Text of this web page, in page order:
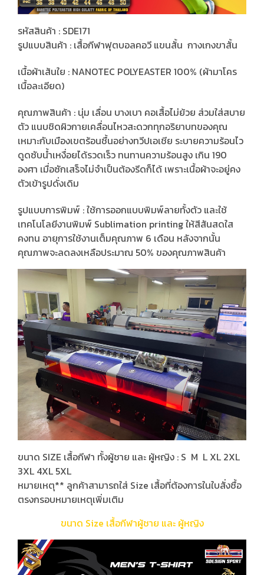
รหัสสินค้า : SDE171
รูปแบบสินค้า : เสื้อกีฬาฟุตบอลคอวี แขนสั้น กางเกงขาสั้น
เนื้อผ้าเส้นใย : NANOTEC POLYEASTER 100% (ผ้ามาโคร
เนื้อละเอียด)
คุณภาพสินค้า : นุ่ม เลื่อน บางเบา คอเสื้อไม่ย้วย ส่วมใส่สบาย
ตัว แนบชิดผิวกายเคลื่อนไหวสะดวกทุกอริยาบทของคุณ
เหมาะกับเมืองเขตร้อนชื้นอย่างทวีปเอเชีย ระบายความร้อนไว
ดูดซับน้ำเหงื่อยได้รวดเร็ว ทนทานความร้อนสูง เกิน 190
องศา เมื่อซักเสร็จไม่จำเป็นต้องรีดก็ได้ เพราะเนื้อผ้าจะอยู่คง
ตัวเข้ารูปดั่งเดิม
รูปแบบการพิมพ์ : ใช้การออกแบบพิมพ์ลายทั้งตัว และใช้
เทคโนโลยีงานพิมพ์ Sublimation printing ให้สีสันสดใส
คงทน อายุการใช้งานเต็มคุณภาพ 6 เดือน หลังจากนั้น
คุณภาพจะลดลงเหลือประมาณ 50% ของคุณภาพสินค้า
ขนาด SIZE เสื้อกีฬา ทั้งผู้ชาย และ ผู้หญิง : S M L XL 2XL
3XL 4XL 5XL
หมายเหตุ** ลูกค้าสามารถใส่ Size เสื้อที่ต้องการในใบสั่งซื้อ
ตรงกรอบหมายเหตุเพิ่มเติม
ขนาด Size เสื้อกีฬาผู้ชาย และ ผู้หญิง